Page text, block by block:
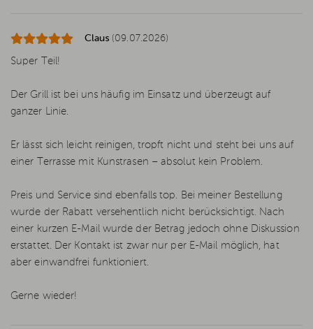
Claus (09.07.2026)
Super Teil!
Der Grill ist bei uns häufig im Einsatz und überzeugt auf
ganzer Linie.
Er lässt sich leicht reinigen, tropft nicht und steht bei uns auf
einer Terrasse mit Kunstrasen – absolut kein Problem.
Preis und Service sind ebenfalls top. Bei meiner Bestellung
wurde der Rabatt versehentlich nicht berücksichtigt. Nach
einer kurzen E-Mail wurde der Betrag jedoch ohne Diskussion
erstattet. Der Kontakt ist zwar nur per E-Mail möglich, hat
aber einwandfrei funktioniert.
Gerne wieder!